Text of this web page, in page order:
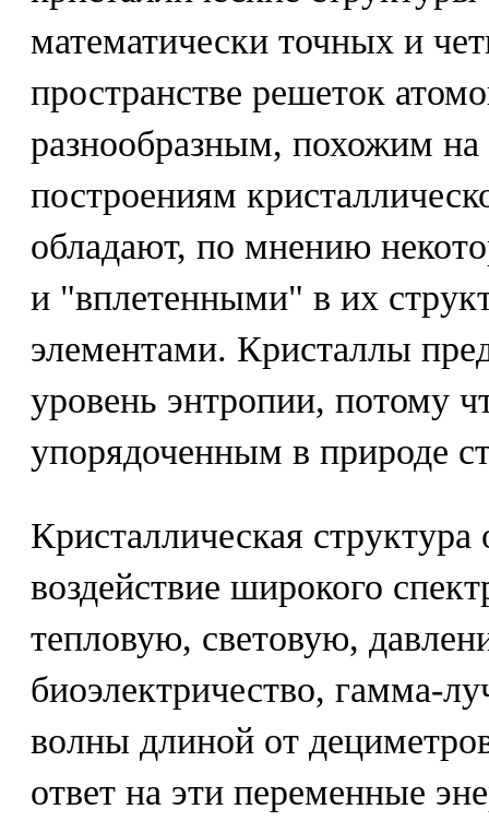
математически точных и
пространстве решеток
разнообразным, похожим
построениям
обладают, по мнению
и "вплетенными" в их
элементами. Кристаллы
уровень энтропии, потому
упорядоченным в природе
Кристаллическая структура
воздействие широкого
тепловую, световую,
биоэлектричество, гамма-
волны длиной от
ответ на эти переменные